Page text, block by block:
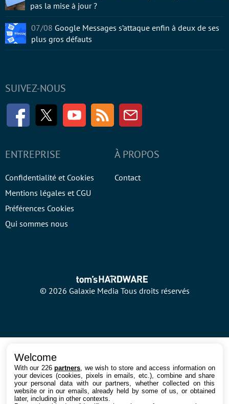
SUIVEZ-NOUS
FacebookTwitter Youtube RSS Newsletter
ENTREPRISE
Confidentialité et Cookies
Mentions légales et CGU
Préférences Cookies
Qui sommes nous
À PROPOS
Contact
© 2026 Galaxie Media Tous droits réservés
pas la mise à jour ?
07/08 Google Messages s’attaque enfin à deux de ses
plus gros défauts
Welcome
With our 226partners , we wish to store and access information on
your devices (cookies, pixels in emails, etc.), combine and share
your personal data with our partners, whether collected on this
website or in our emails, already held by some of us, or obtained
later, including in other contexts.